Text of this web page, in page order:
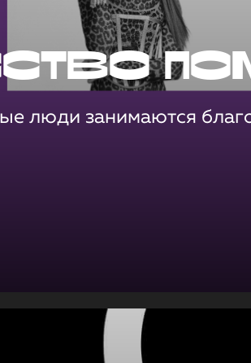
люди занимаются